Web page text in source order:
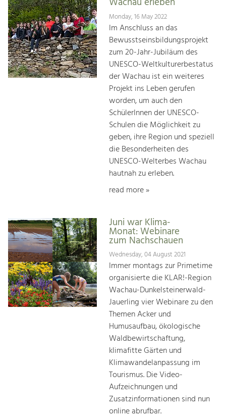
Monday, 16 May 2022
Im Anschluss an das
Bewusstseinsbildungsprojekt
zum 20-Jahr-Jubiläum des
UNESCO-Weltkulturerbestatus
der Wachau ist ein weiteres
Projekt ins Leben gerufen
worden, um auch den
SchülerInnen der UNESCO-
Schulen die Möglichkeit zu
geben, ihre Region und speziell
die Besonderheiten des
UNESCO-Welterbes Wachau
hautnah zu erleben.
read more »
Juni war Klima-
Monat: Webinare
zum Nachschauen
Wednesday, 04 August 2021
Immer montags zur Primetime
organisierte die KLAR!-Region
Wachau-Dunkelsteinerwald-
Jauerling vier Webinare zu den
Themen Acker und
Humusaufbau, ökologische
Waldbewirtschaftung,
klimafitte Gärten und
Klimawandelanpassung im
Tourismus. Die Video-
Aufzeichnungen und
Zusatzinformationen sind nun
online abrufbar.